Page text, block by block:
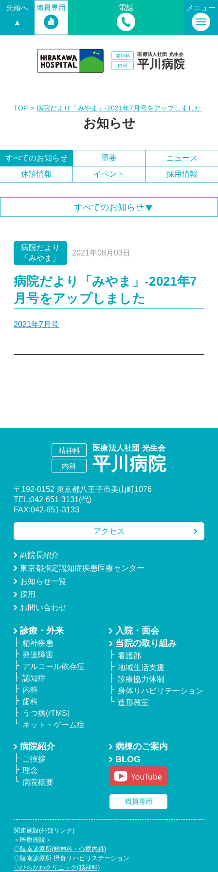
先頭へ
▲
職員専用 電話 メニュー
TOP 病院だより「みやま」-2021年7月号をアップしました
お知らせ
すべてのお知らせ 重要
ニュース
休診情報
イベント 採用情報
すべてのお知らせ
病院だより
「みやま」
2021年08月03日
病院だより「みやま」-2021年7
月号をアップしました
2021年7月号
〒192-0152 東京都八王子市美山町1076
TEL:042-651-3131(代)
FAX:042-651-3133
アクセス
副院長紹介
東京都指定認知症疾患医療センター
お知らせ一覧
採用
お問い合わせ
診療・外来
精神疾患
発達障害
アルコール依存症
認知症
内科
歯科
うつ病(rTMS)
ネット・ゲーム症
入院・面会
当院の取り組み
看護部
地域生活支援
診療協力体制
身体リハビリテーション
造形教室
病院紹介
ご挨拶
理念
病院概要
病棟のご案内
BLOG
職員専用
関連施設(外部リンク)
＜医療施設＞
◇陵南診療所(精神科・心療内科)
◇陵南診療所 摂食リハビリステーション
◇ひらかわクリニック(精神科)